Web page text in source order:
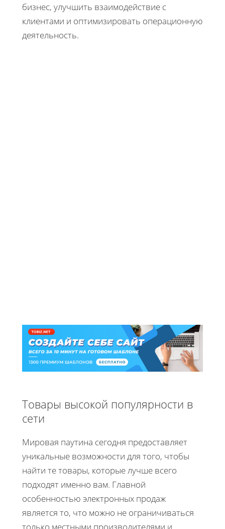
бизнес, улучшить взаимодействие с
клиентами и оптимизировать операционную
деятельность.
Товары высокой популярности в
сети
Мировая паутина сегодня предоставляет
уникальные возможности для того, чтобы
найти те товары, которые лучше всего
подходят именно вам. Главной
особенностью электронных продаж
является то, что можно не ограничиваться
только местными производителями и